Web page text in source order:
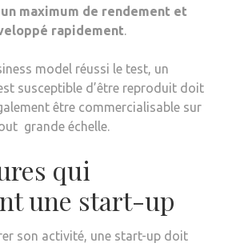
maximum de rendement et
rapidement.
model réussi le test, un
susceptible d’être reproduit doit
être commercialisable sur
grande échelle.
qui
une start-up
son activité, une start-up doit